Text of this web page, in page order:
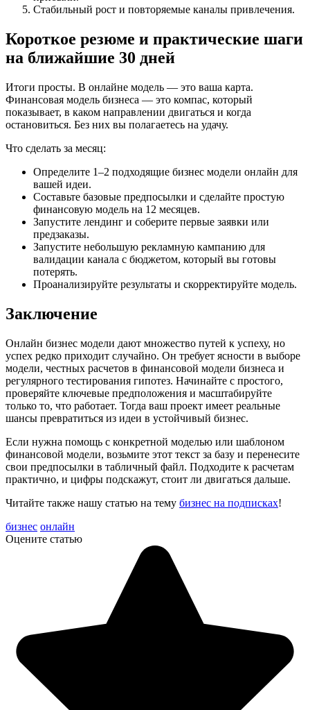
Стабильный рост и повторяемые каналы привлечения.
Короткое резюме и практические шаги
на ближайшие 30 дней
Итоги просты. В онлайне модель — это ваша карта.
Финансовая модель бизнеса — это компас, который
показывает, в каком направлении двигаться и когда
остановиться. Без них вы полагаетесь на удачу.
Что сделать за месяц:
Определите 1–2 подходящие бизнес модели онлайн для
вашей идеи.
Составьте базовые предпосылки и сделайте простую
финансовую модель на 12 месяцев.
Запустите лендинг и соберите первые заявки или
предзаказы.
Запустите небольшую рекламную кампанию для
валидации канала с бюджетом, который вы готовы
потерять.
Проанализируйте результаты и скорректируйте модель.
Заключение
Онлайн бизнес модели дают множество путей к успеху, но
успех редко приходит случайно. Он требует ясности в выборе
модели, честных расчетов в финансовой модели бизнеса и
регулярного тестирования гипотез. Начинайте с простого,
проверяйте ключевые предположения и масштабируйте
только то, что работает. Тогда ваш проект имеет реальные
шансы превратиться из идеи в устойчивый бизнес.
Если нужна помощь с конкретной моделью или шаблоном
финансовой модели, возьмите этот текст за базу и перенесите
свои предпосылки в табличный файл. Подходите к расчетам
практично, и цифры подскажут, стоит ли двигаться дальше.
Читайте также нашу статью на тему бизнес на подписках!
бизнес онлайн
Оцените статью